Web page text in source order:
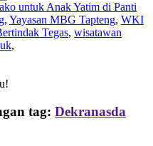
untuk Anak Yatim di Panti
, Yayasan MBG Tapteng, WKI
Tegas, wisatawan
,
tag: Dekranasda